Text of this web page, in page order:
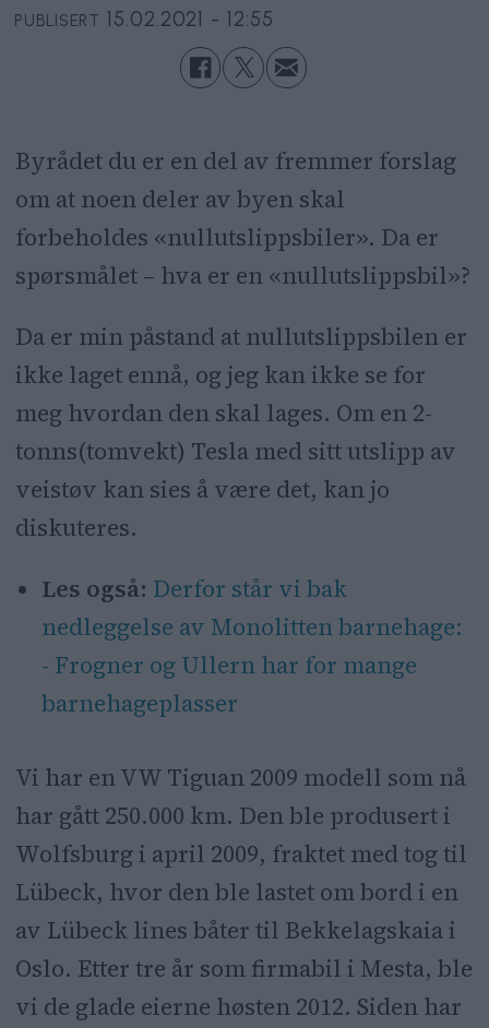
PUBLISERT 15.02.2021 - 12:55
Byrådet du er en del av fremmer forslag
om at noen deler av byen skal
forbeholdes «nullutslippsbiler». Da er
spørsmålet – hva er en «nullutslippsbil»?
Da er min påstand at nullutslippsbilen er
ikke laget ennå, og jeg kan ikke se for
meg hvordan den skal lages. Om en 2-
tonns(tomvekt) Tesla med sitt utslipp av
veistøv kan sies å være det, kan jo
diskuteres.
Les også: Derfor står vi bak
nedleggelse av Monolitten barnehage:
- Frogner og Ullern har for mange
barnehageplasser
Vi har en VW Tiguan 2009 modell som nå
har gått 250.000 km. Den ble produsert i
Wolfsburg i april 2009, fraktet med tog til
Lübeck, hvor den ble lastet om bord i en
av Lübeck lines båter til Bekkelagskaia i
Oslo. Etter tre år som firmabil i Mesta, ble
vi de glade eierne høsten 2012. Siden har